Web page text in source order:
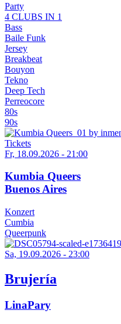
Party
4 CLUBS IN 1
Bass
Baile Funk
Jersey
Breakbeat
Bouyon
Tekno
Deep Tech
Perreocore
80s
90s
Tickets
Fr, 18.09.2026 - 21:00
Kumbia Queers
Buenos Aires
Konzert
Cumbia
Queerpunk
Sa, 19.09.2026 - 23:00
Brujería
LinaPary